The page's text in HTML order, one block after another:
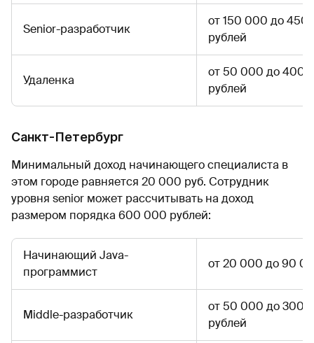
Senior-разработчик
от 150 000 до 450
рублей
Удаленка
от 50 000 до 400
рублей
Санкт-Петербург
Минимальный доход начинающего специалиста в
этом городе равняется 20 000 руб. Сотрудник
уровня senior может рассчитывать на доход
размером порядка 600 000 рублей:
Начинающий Java-
программист
от 20 000 до 90
Middle-разработчик
от 50 000 до 300
рублей